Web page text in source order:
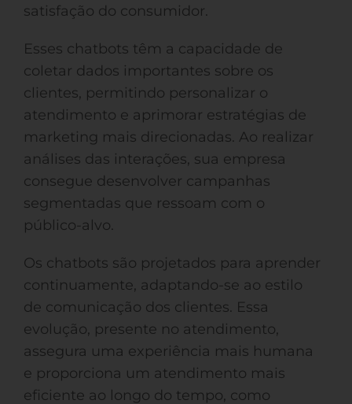
satisfação do consumidor.
Esses chatbots têm a capacidade de
coletar dados importantes sobre os
clientes, permitindo personalizar o
atendimento e aprimorar estratégias de
marketing mais direcionadas. Ao realizar
análises das interações, sua empresa
consegue desenvolver campanhas
segmentadas que ressoam com o
público-alvo.
Os chatbots são projetados para aprender
continuamente, adaptando-se ao estilo
de comunicação dos clientes. Essa
evolução, presente no atendimento,
assegura uma experiência mais humana
e proporciona um atendimento mais
eficiente ao longo do tempo, como